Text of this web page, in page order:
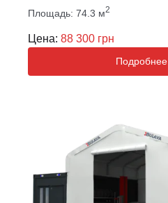
Площадь: 74.3 м2
Цена: 88 300 грн
Подробнее